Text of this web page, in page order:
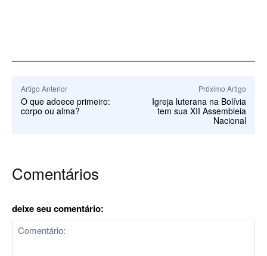
Artigo Anterior
O que adoece primeiro:
corpo ou alma?
Próximo Artigo
Igreja luterana na Bolívia
tem sua XII Assembleia
Nacional
Comentários
deixe seu comentário: